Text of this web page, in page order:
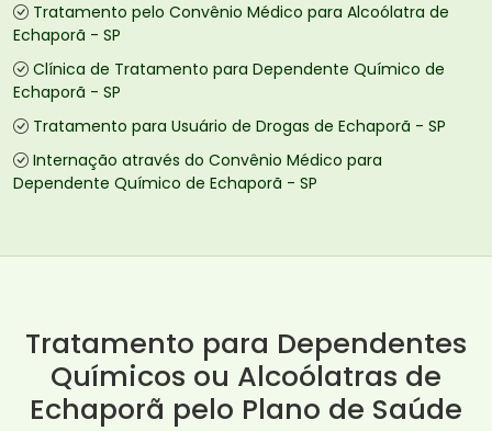
Tratamento pelo Convênio Médico para Alcoólatra de
Echaporã - SP
Clínica de Tratamento para Dependente Químico de
Echaporã - SP
Tratamento para Usuário de Drogas de Echaporã - SP
Internação através do Convênio Médico para
Dependente Químico de Echaporã - SP
Tratamento para Dependentes
Químicos ou Alcoólatras de
Echaporã pelo Plano de Saúde